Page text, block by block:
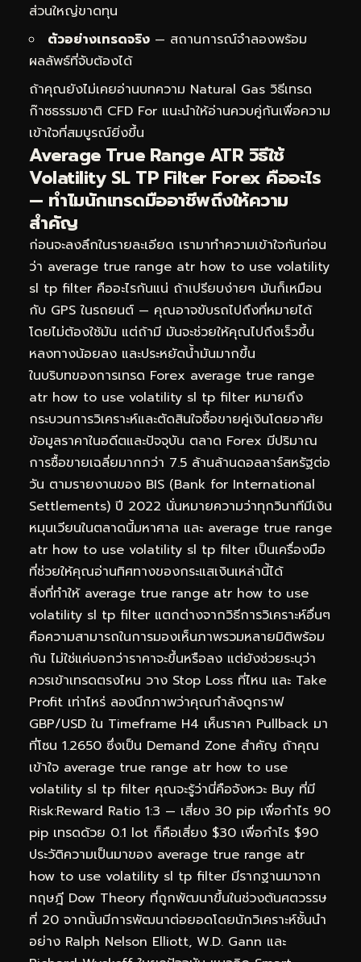
ส่วนใหญ่ขาดทุน
ตัวอย่างเทรดจริง — สถานการณ์จำลองพร้อม
ผลลัพธ์ที่จับต้องได้
ถ้าคุณยังไม่เคยอ่านบทความ Natural Gas วิธีเทรด
ก๊าซธรรมชาติ CFD For แนะนำให้อ่านควบคู่กันเพื่อความ
เข้าใจที่สมบูรณ์ยิ่งขึ้น
Average True Range ATR วิธีใช้
Volatility SL TP Filter Forex คืออะไร
— ทำไมนักเทรดมืออาชีพถึงให้ความ
สำคัญ
ก่อนจะลงลึกในรายละเอียด เรามาทำความเข้าใจกันก่อน
ว่า average true range atr how to use volatility
sl tp filter คืออะไรกันแน่ ถ้าเปรียบง่ายๆ มันก็เหมือน
กับ GPS ในรถยนต์ — คุณอาจขับรถไปถึงที่หมายได้
โดยไม่ต้องใช้มัน แต่ถ้ามี มันจะช่วยให้คุณไปถึงเร็วขึ้น
หลงทางน้อยลง และประหยัดน้ำมันมากขึ้น
ในบริบทของการเทรด Forex average true range
atr how to use volatility sl tp filter หมายถึง
กระบวนการวิเคราะห์และตัดสินใจซื้อขายคู่เงินโดยอาศัย
ข้อมูลราคาในอดีตและปัจจุบัน ตลาด Forex มีปริมาณ
การซื้อขายเฉลี่ยมากกว่า 7.5 ล้านล้านดอลลาร์สหรัฐต่อ
วัน ตามรายงานของ BIS (Bank for International
Settlements) ปี 2022 นั่นหมายความว่าทุกวินาทีมีเงิน
หมุนเวียนในตลาดนี้มหาศาล และ average true range
atr how to use volatility sl tp filter เป็นเครื่องมือ
ที่ช่วยให้คุณอ่านทิศทางของกระแสเงินเหล่านี้ได้
สิ่งที่ทำให้ average true range atr how to use
volatility sl tp filter แตกต่างจากวิธีการวิเคราะห์อื่นๆ
คือความสามารถในการมองเห็นภาพรวมหลายมิติพร้อม
กัน ไม่ใช่แค่บอกว่าราคาจะขึ้นหรือลง แต่ยังช่วยระบุว่า
ควรเข้าเทรดตรงไหน วาง Stop Loss ที่ไหน และ Take
Profit เท่าไหร่ ลองนึกภาพว่าคุณกำลังดูกราฟ
GBP/USD ใน Timeframe H4 เห็นราคา Pullback มา
ที่โซน 1.2650 ซึ่งเป็น Demand Zone สำคัญ ถ้าคุณ
เข้าใจ average true range atr how to use
volatility sl tp filter คุณจะรู้ว่านี่คือจังหวะ Buy ที่มี
Risk:Reward Ratio 1:3 — เสี่ยง 30 pip เพื่อกำไร 90
pip เทรดด้วย 0.1 lot ก็คือเสี่ยง $30 เพื่อกำไร $90
ประวัติความเป็นมาของ average true range atr
how to use volatility sl tp filter มีรากฐานมาจาก
ทฤษฎี Dow Theory ที่ถูกพัฒนาขึ้นในช่วงต้นศตวรรษ
ที่ 20 จากนั้นมีการพัฒนาต่อยอดโดยนักวิเคราะห์ชั้นนำ
อย่าง Ralph Nelson Elliott, W.D. Gann และ